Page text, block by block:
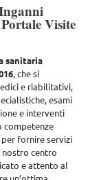
Visite
sanitaria
, che si
e riabilitativi,
esami
e interventi
competenze
fornire servizi
nostro centro
e attento al